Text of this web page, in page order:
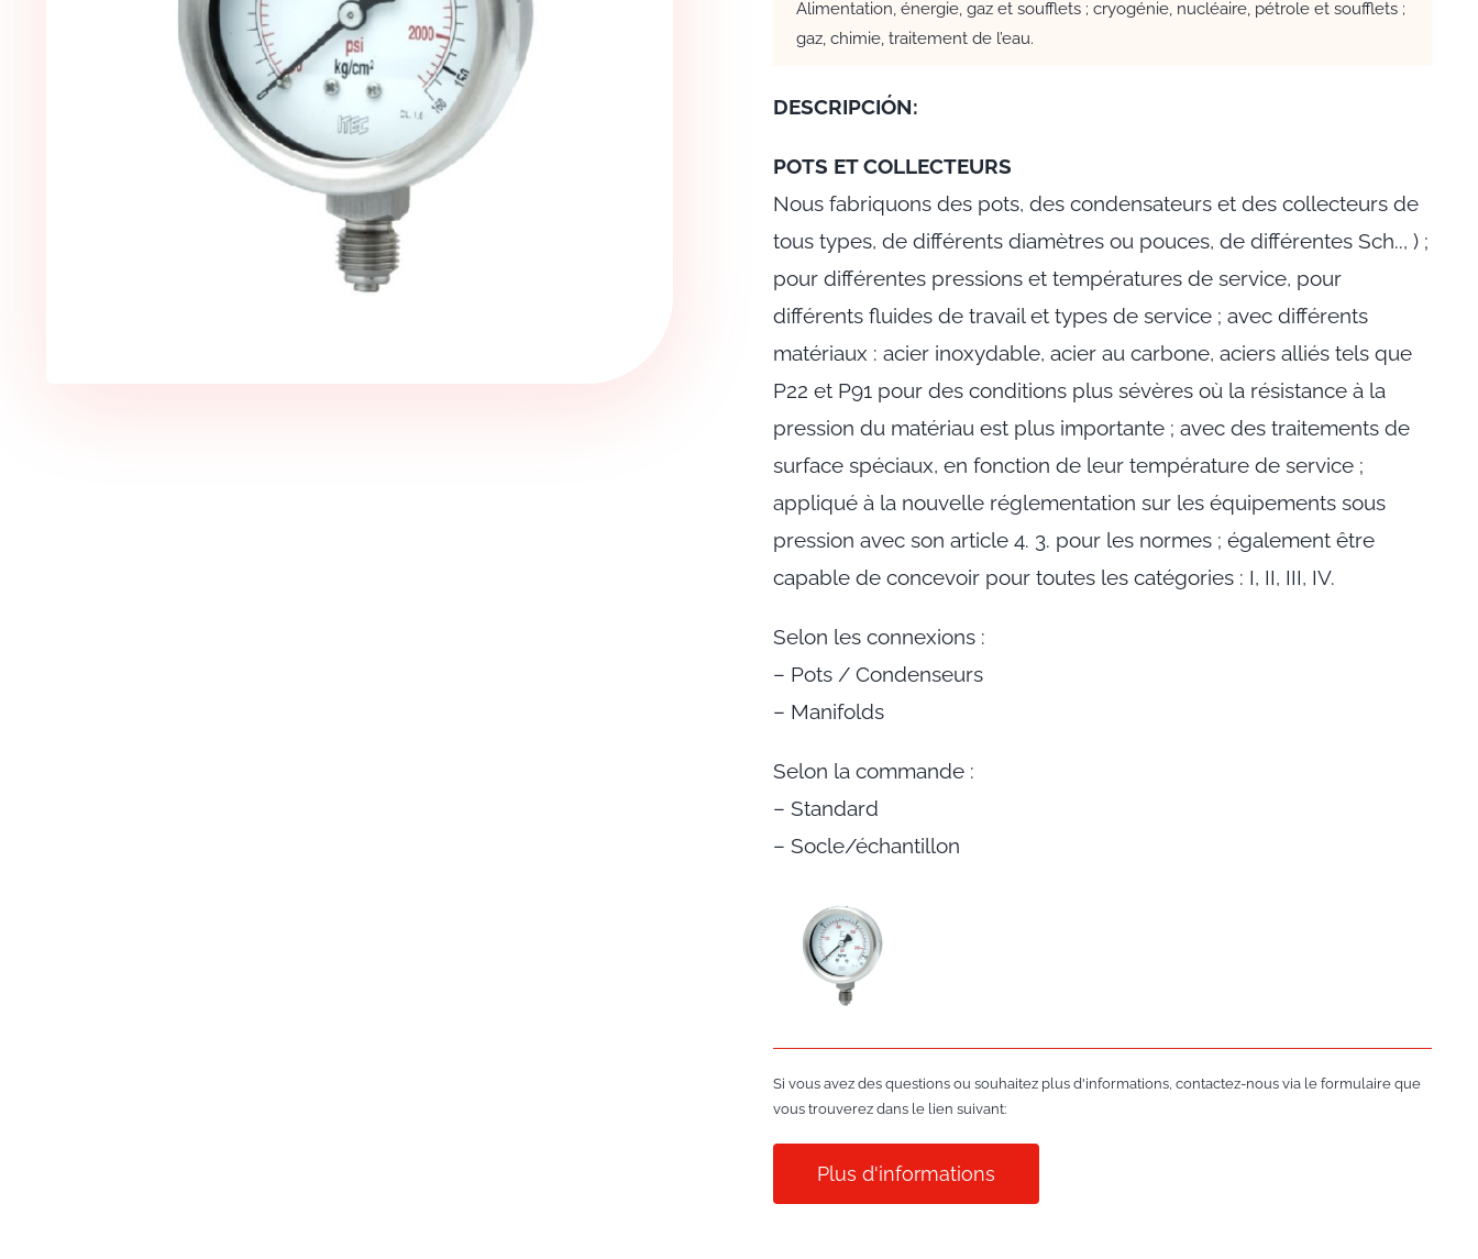
Alimentation, énergie, gaz et soufflets ; cryogénie, nucléaire, pétrole et soufflets ;
gaz, chimie, traitement de l’eau.
DESCRIPCIÓN:
POTS ET COLLECTEURS
Nous fabriquons des pots, des condensateurs et des collecteurs de
tous types, de différents diamètres ou pouces, de différentes Sch.., ) ;
pour différentes pressions et températures de service, pour
différents fluides de travail et types de service ; avec différents
matériaux : acier inoxydable, acier au carbone, aciers alliés tels que
P22 et P91 pour des conditions plus sévères où la résistance à la
pression du matériau est plus importante ; avec des traitements de
surface spéciaux, en fonction de leur température de service ;
appliqué à la nouvelle réglementation sur les équipements sous
pression avec son article 4. 3. pour les normes ; également être
capable de concevoir pour toutes les catégories : I, II, III, IV.
Selon les connexions :
– Pots / Condenseurs
– Manifolds
Selon la commande :
– Standard
– Socle/échantillon
Si vous avez des questions ou souhaitez plus d'informations, contactez-nous via le formulaire que
vous trouverez dans le lien suivant:
Plus d'informations